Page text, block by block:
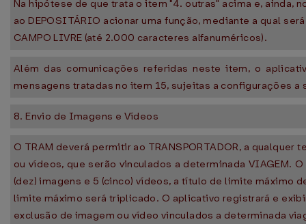
Na hipótese de que trata o item "4. outras" acima e, ainda,
ao DEPOSITÁRIO acionar uma função, mediante a qual
CAMPO LIVRE (até 2.000 caracteres alfanuméricos).
Além das comunicações referidas neste item, o
mensagens tratadas no item 15, sujeitas a configurações
8. Envio de Imagens e Vídeos
O TRAM deverá permitir ao TRANSPORTADOR, a
ou vídeos, que serão vinculados a determinada VIAGEM.
(dez) imagens e 5 (cinco) vídeos, a título de limite máximo
limite máximo será triplicado. O aplicativo registrará e
exclusão de imagem ou vídeo vinculados a determinada